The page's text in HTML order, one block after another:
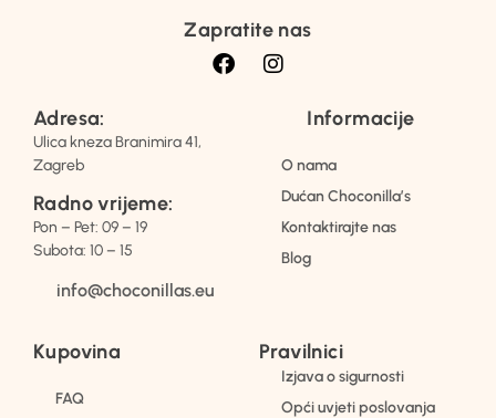
Zapratite nas
Adresa:
Ulica kneza Branimira 41,
Zagreb
Radno vrijeme:
Pon – Pet: 09 – 19
Subota: 10 – 15
info@choconillas.eu
Informacije
O nama
Dućan Choconilla’s
Kontaktirajte nas
Blog
Kupovina
FAQ
Pravilnici
Izjava o sigurnosti
Opći uvjeti poslovanja